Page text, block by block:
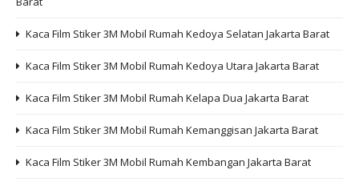
Kaca Film Stiker 3M Mobil Rumah Kedoya Selatan Jakarta Barat
Kaca Film Stiker 3M Mobil Rumah Kedoya Utara Jakarta Barat
Kaca Film Stiker 3M Mobil Rumah Kelapa Dua Jakarta Barat
Kaca Film Stiker 3M Mobil Rumah Kemanggisan Jakarta Barat
Kaca Film Stiker 3M Mobil Rumah Kembangan Jakarta Barat